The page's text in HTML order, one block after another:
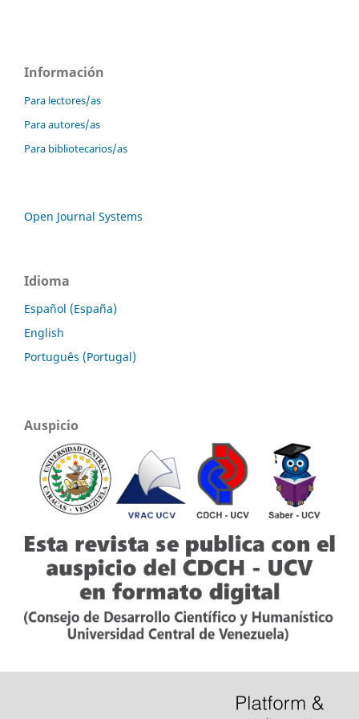
Información
Para lectores/as
Para autores/as
Para bibliotecarios/as
Open Journal Systems
Idioma
Español (España)
English
Português (Portugal)
Auspicio